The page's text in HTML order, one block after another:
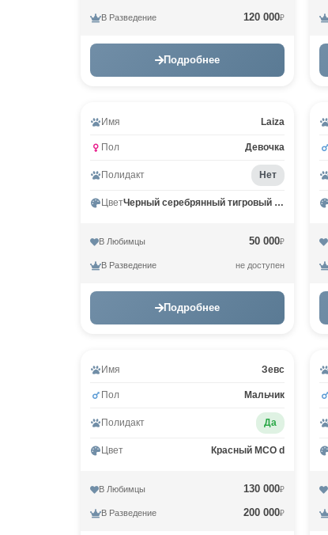
В Разведение 120 000₽
Подробнее
Видео
Имя Laiza
Пол Девочка
Полидакт Нет
Цвет Черный серебрянный тигровый MCO ns 23
В Любимцы 50 000₽
В Разведение не доступен
Подробнее
Имя Зевс
Пол Мальчик
Полидакт Да
Цвет Красный MCO d
В Любимцы 130 000₽
В Разведение 200 000₽